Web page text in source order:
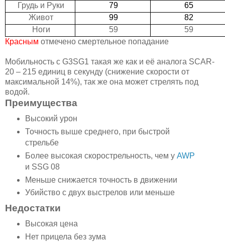
Грудь и Руки
79
65
Живот
99
82
Ноги
59
59
Красным отмечено смертельное попадание
Мобильность с G3SG1 такая же как и её аналога SCAR-
20 – 215 единиц в секунду (снижение скорости от
максимальной 14%), так же она может стрелять под
водой.
Преимущества
Высокий урон
Точность выше среднего, при быстрой
стрельбе
Более высокая скорострельность, чем у AWP
и SSG 08
Меньше снижается точность в движении
Убийство с двух выстрелов или меньше
Недостатки
Высокая цена
Нет прицела без зума